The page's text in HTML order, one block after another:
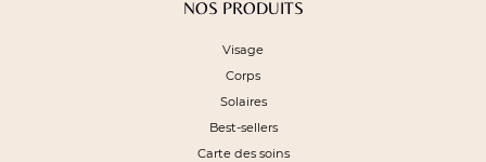
NOS PRODUITS
Visage
Corps
Solaires
Best-sellers
Carte des soins